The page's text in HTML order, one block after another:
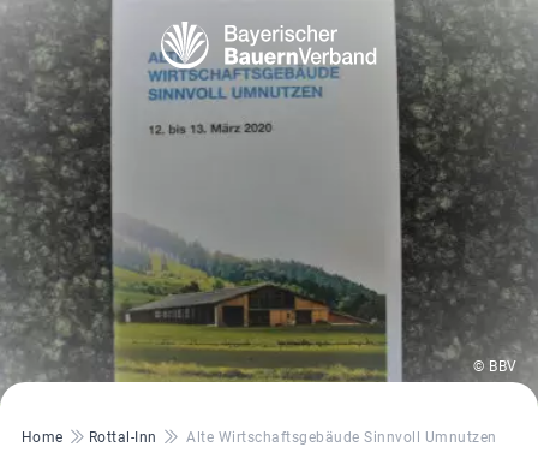
© BBV
Pfadnavigation
Home Rottal-Inn Alte Wirtschaftsgebäude Sinnvoll Umnutzen